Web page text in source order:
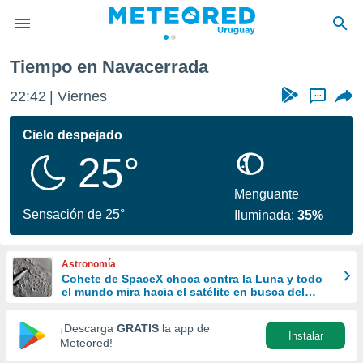
de
ha
calidad.
a este
las
y
forma
digital
basada
Tiempo en Navacerrada
22:42 Viernes ...
Cielo despejado
25°
Sensación de 25°
Menguante
Iluminada:35%
Astronomía
Cohete de SpaceX choca contra la Luna y todo
el mundo mira hacia el satélite en busca del
¡Descarga GRATIS la app de
Meteored!
Instalar